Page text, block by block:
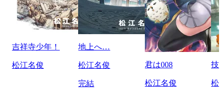
吉祥寺少年！
松江名俊
地上へ…
松江名俊
完結
君は008
松江名俊
技
松